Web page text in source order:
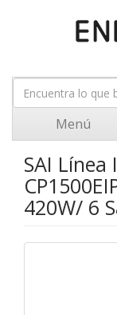
Menú
SAI
420W/ 6